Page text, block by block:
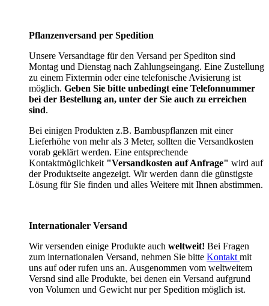
Pflanzenversand per Spedition
Unsere Versandtage für den Versand per Spediton sind
Montag und Dienstag nach Zahlungseingang. Eine Zustellung
zu einem Fixtermin oder eine telefonische Avisierung ist
möglich. Geben Sie bitte unbedingt eine Telefonnummer
bei der Bestellung an, unter der Sie auch zu erreichen
sind.
Bei einigen Produkten z.B. Bambuspflanzen mit einer
Lieferhöhe von mehr als 3 Meter, sollten die Versandkosten
vorab geklärt werden. Eine entsprechende
Kontaktmöglichkeit "Versandkosten auf Anfrage" wird auf
der Produktseite angezeigt. Wir werden dann die günstigste
Lösung für Sie finden und alles Weitere mit Ihnen abstimmen.
Internationaler Versand
Wir versenden einige Produkte auch weltweit! Bei Fragen
zum internationalen Versand, nehmen Sie bitte Kontakt mit
uns auf oder rufen uns an. Ausgenommen vom weltweitem
Versnd sind alle Produkte, bei denen ein Versand aufgrund
von Volumen und Gewicht nur per Spedition möglich ist.